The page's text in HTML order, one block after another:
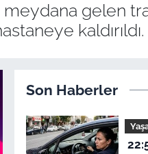
gelen
kaldırıldı.
Son Haberler